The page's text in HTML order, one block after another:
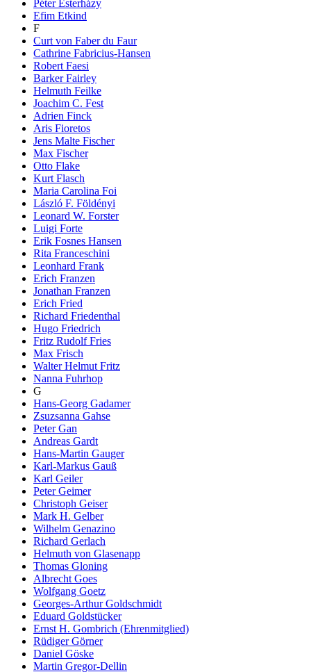
Péter Esterházy
Efim Etkind
F
Curt von Faber du Faur
Cathrine Fabricius-Hansen
Robert Faesi
Barker Fairley
Helmuth Feilke
Joachim C. Fest
Adrien Finck
Aris Fioretos
Jens Malte Fischer
Max Fischer
Otto Flake
Kurt Flasch
Maria Carolina Foi
László F. Földényi
Leonard W. Forster
Luigi Forte
Erik Fosnes Hansen
Rita Franceschini
Leonhard Frank
Erich Franzen
Jonathan Franzen
Erich Fried
Richard Friedenthal
Hugo Friedrich
Fritz Rudolf Fries
Max Frisch
Walter Helmut Fritz
Nanna Fuhrhop
G
Hans-Georg Gadamer
Zsuzsanna Gahse
Peter Gan
Andreas Gardt
Hans-Martin Gauger
Karl-Markus Gauß
Karl Geiler
Peter Geimer
Christoph Geiser
Mark H. Gelber
Wilhelm Genazino
Richard Gerlach
Helmuth von Glasenapp
Thomas Gloning
Albrecht Goes
Wolfgang Goetz
Georges-Arthur Goldschmidt
Eduard Goldstücker
Ernst H. Gombrich (Ehrenmitglied)
Rüdiger Görner
Daniel Göske
Martin Gregor-Dellin